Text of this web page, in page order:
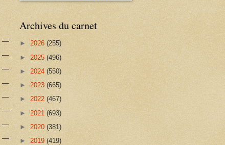
Archives du carnet
► 2026 (255)
► 2025 (496)
► 2024 (550)
► 2023 (665)
► 2022 (467)
► 2021 (693)
► 2020 (381)
► 2019 (419)